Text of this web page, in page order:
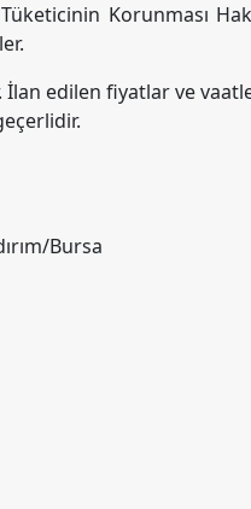
Korunması
İlan edilen fiyatlar ve
Bursa